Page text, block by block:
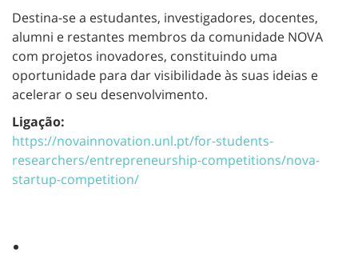
Destina-se a estudantes, investigadores, docentes,
alumni e restantes membros da comunidade NOVA
com projetos inovadores, constituindo uma
oportunidade para dar visibilidade às suas ideias e
acelerar o seu desenvolvimento.
Ligação:
https://novainnovation.unl.pt/for-students-
researchers/entrepreneurship-competitions/nova-
startup-competition/